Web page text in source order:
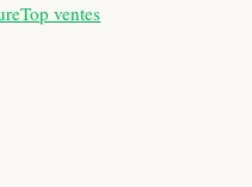
Top ventes